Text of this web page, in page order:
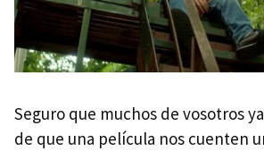
Seguro que muchos de vosotros
de que una película nos cuenten